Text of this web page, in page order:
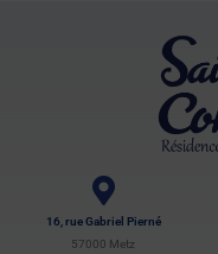
16, rue Gabriel Pierné
57000 Metz